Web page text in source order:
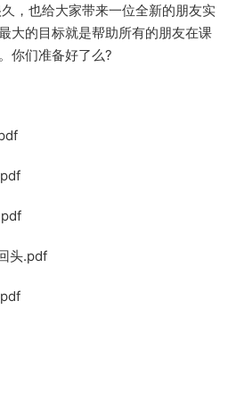
，也给大家带来一位全新的朋友实
大的目标就是帮助所有的朋友在课
你们准备好了么?
头.pdf